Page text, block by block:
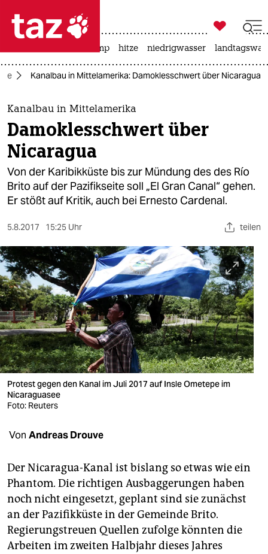
 taz zahl ich
taz zahl ich
themen
politik
öko
gesellschaft
sport
berlin
nord
wahrheit
verlag
verlag
veranstaltungen
unterstützen
genossenschaft
epaper login

taz zahl ich
usa unter trump hitze niedrigwasser
Kanalbau in Mittelamerika: Damoklesschwert über Nicaragua
Kanalbau in Mittelamerika
Damoklesschwert über
Nicaragua
Von der Karibikküste bis zur Mündung des des Río
Brito auf der Pazifikseite soll „El Gran Canal“ gehen.
Er stößt auf Kritik, auch bei Ernesto Cardenal.
5.8.2017 15:25 Uhr teilen
Protest gegen den Kanal im Juli 2017 auf Insle Ometepe im
Nicaraguasee
Foto: Reuters
Von Andreas Drouve
Der Nicaragua-Kanal ist bislang so etwas wie ein
Phantom. Die richtigen Ausbaggerungen haben
noch nicht eingesetzt, geplant sind sie zunächst
an der Pazifikküste in der Gemeinde Brito.
Regierungstreuen Quellen zufolge könnten die
Arbeiten im zweiten Halbjahr dieses Jahres